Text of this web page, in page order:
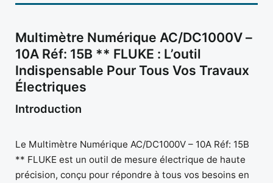
Multimètre Numérique AC/DC1000V –
10A Réf: 15B ** FLUKE : L’outil
Indispensable Pour Tous Vos Travaux
Électriques
Introduction
Le Multimètre Numérique AC/DC1000V – 10A Réf: 15B
** FLUKE est un outil de mesure électrique de haute
précision, conçu pour répondre à tous vos besoins en